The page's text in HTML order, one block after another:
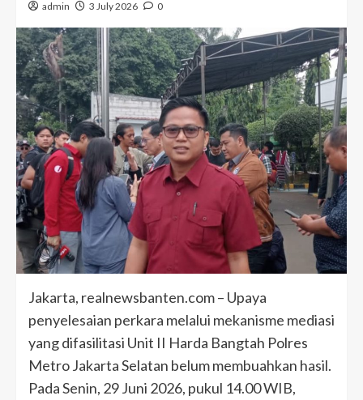
admin 3 July 2026 0
Jakarta, realnewsbanten.com – Upaya
penyelesaian perkara melalui mekanisme mediasi
yang difasilitasi Unit II Harda Bangtah Polres
Metro Jakarta Selatan belum membuahkan hasil.
Pada Senin, 29 Juni 2026, pukul 14.00 WIB,